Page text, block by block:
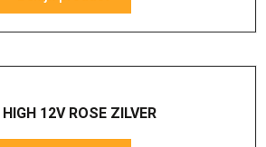
12V ROSE ZILVER